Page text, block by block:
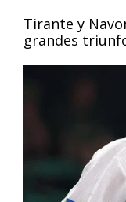
Tirante y
grandes